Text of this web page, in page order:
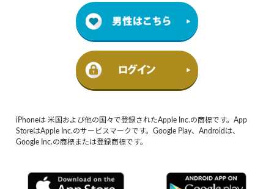
iPhoneは 米国および他の国々で登録されたApple Inc.の商標です。App
StoreはApple Inc.のサービスマークです。Google Play、Androidは、
Google Inc.の商標または登録商標です。